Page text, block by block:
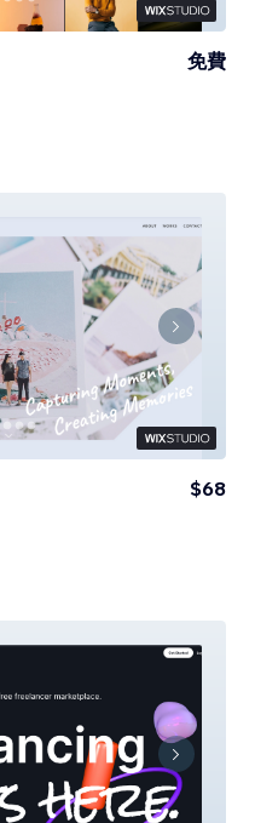
免費
$68